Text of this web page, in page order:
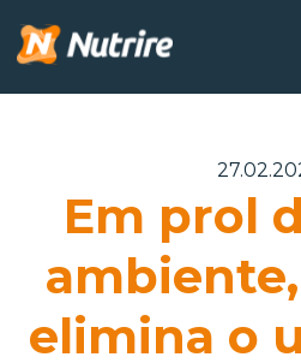
Em prol
elimina o